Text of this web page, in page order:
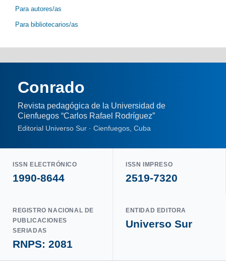
Para autores/as
Para bibliotecarios/as
Conrado
Revista pedagógica de la Universidad de
Cienfuegos “Carlos Rafael Rodríguez”
Editorial Universo Sur · Cienfuegos, Cuba
ISSN ELECTRÓNICO
1990-8644
ISSN IMPRESO
2519-7320
REGISTRO NACIONAL DE
PUBLICACIONES
SERIADAS
RNPS: 2081
ENTIDAD EDITORA
Universo Sur